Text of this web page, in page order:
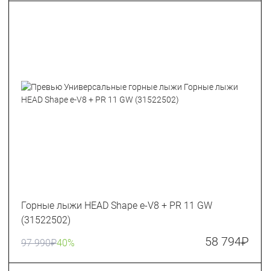
Горные лыжи HEAD Shape e-V8 + PR 11 GW
(31522502)
97 990₽40% 58 794₽